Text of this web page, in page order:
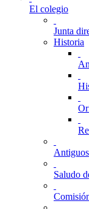
El colegio
Junta
Historia
Saludo